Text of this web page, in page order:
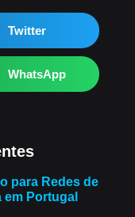
Twitter
WhatsApp
para Redes de
Portugal